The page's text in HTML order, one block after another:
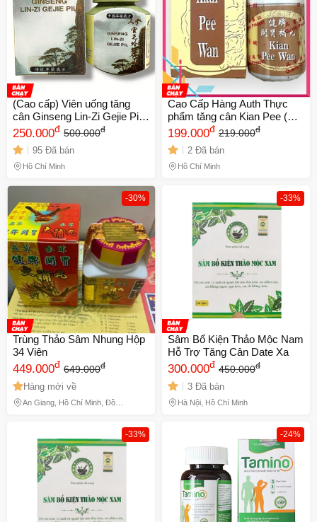
(Cao cấp) Viên uống tăng
cân Ginseng Lin-Zi Gejie Pil -
Nhân sâm linh chi tắc kè đại
bổ hoàn - Hộp 30 viên tăng
cường sức khỏe - Chính
hãng
250.000đ 500.000đ
95 Đã bán
Hồ Chí Minh
Cao Cấp Hàng Auth Thực
phẩm tăng cân Kian Pee (
Kiện Tỳ Hoàn ) xuất xứ
Malaysia giúp ăn ngon
miệng, ngủ ngon - Mã 1062
199.000đ 219.000đ
2 Đã bán
Hồ Chí Minh
-30%
Trùng Thảo Sâm Nhung Hộp
34 Viên
449.000đ 649.000đ
Hàng mới về
An Giang, Hồ Chí Minh, Đồng
-33%
Sâm Bổ Kiện Thảo Mộc Nam
Hỗ Trợ Tăng Cân Date Xa
300.000đ 450.000đ
3 Đã bán
Hà Nội, Hồ Chí Minh
-33% -24%
🎁 Đừng Bỏ Lỡ! 🎁
Mã Giảm Giá Dành Riêng Cho Bạn
Giảm ngay- cho bất kỳ đơn hàng nào.